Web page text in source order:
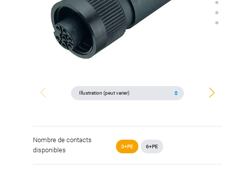
Nombre de contacts
disponibles
3+PE 6+PE